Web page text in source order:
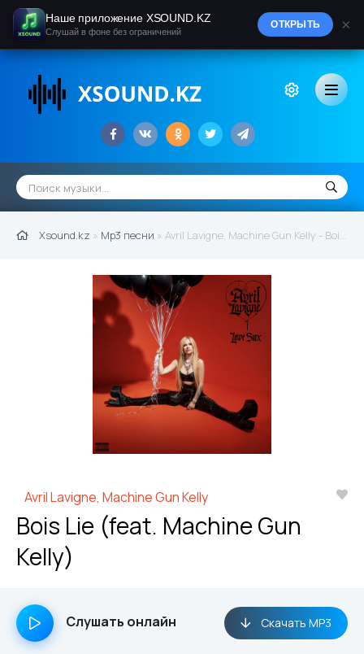
Xsound.kz » Mp3 песни » Avril Lavigne, Machine Gun Kelly - Bois Lie (feat. Machine Gun Kelly) (2022)
Avril Lavigne, Machine Gun Kelly
Bois Lie (feat. Machine Gun
Kelly)
Слушать онлайн Скачать MP3
Наше приложение XSOUND.KZ
Слушай в фоне без ограничений
ОТКРЫТЬ ×